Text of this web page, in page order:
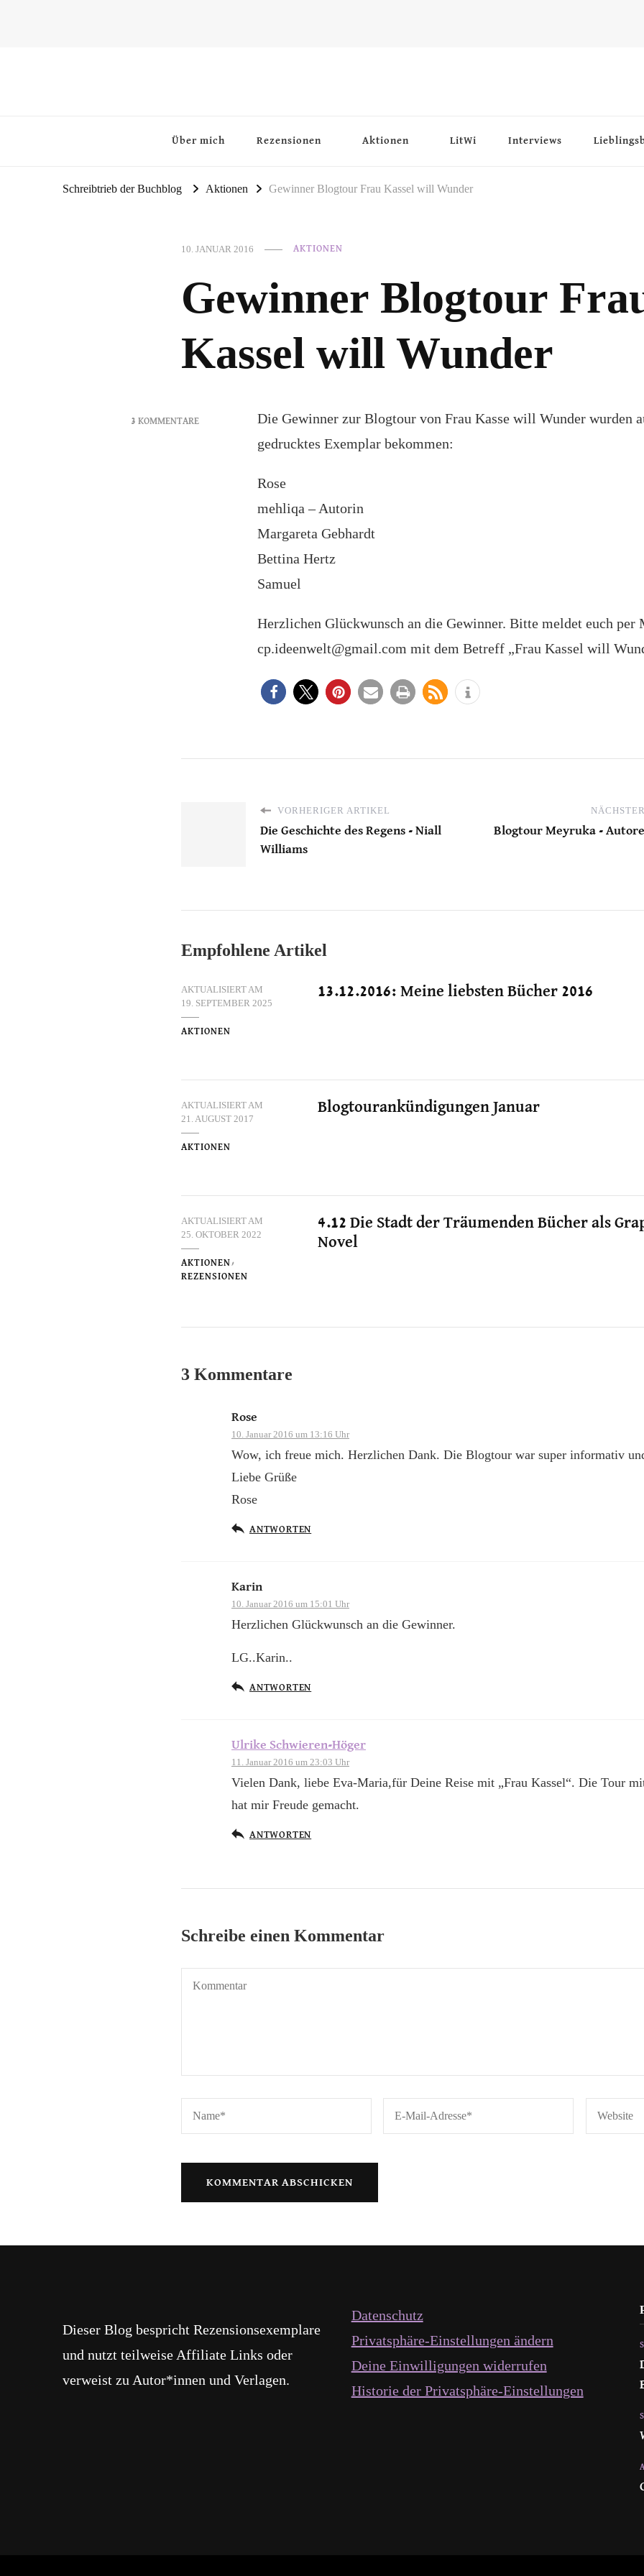
Über mich Rezensionen Aktionen LitWi Interviews
Schreibtrieb der Buchblog Aktionen Gewinner Blogtour Frau Kassel will Wunder
10. JANUAR 2016 AKTIONEN
Gewinner Blogtour
Kassel will Wunder
3 KOMMENTARE
Die Gewinner zur Blogtour von Frau Kasse will Wunder wurden
gedrucktes Exemplar bekommen:
Rose
mehliqa – Autorin
Margareta Gebhardt
Bettina Hertz
Samuel
Herzlichen Glückwunsch an die Gewinner. Bitte meldet euch per
cp.ideenwelt@gmail.com mit dem Betreff „Frau Kassel will
VORHERIGER ARTIKEL
Die Geschichte des Regens - Niall
Williams
Blogtour Meyruka -
Empfohlene Artikel
AKTUALISIERT AM
19. SEPTEMBER 2025
AKTIONEN
13.12.2016: Meine liebsten Bücher 2016
AKTUALISIERT AM
21. AUGUST 2017
AKTIONEN
Blogtourankündigungen Januar
AKTUALISIERT AM
25. OKTOBER 2022
AKTIONEN
REZENSIONEN
4.12 Die Stadt der Träumenden Bücher als
Novel
3 Kommentare
Rose
10. Januar 2016 um 13:16 Uhr
Wow, ich freue mich. Herzlichen Dank. Die Blogtour war super informativ
Liebe Grüße
Rose
ANTWORTEN
Karin
10. Januar 2016 um 15:01 Uhr
Herzlichen Glückwunsch an die Gewinner.
LG..Karin..
ANTWORTEN
Ulrike Schwieren-Höger
11. Januar 2016 um 23:03 Uhr
Vielen Dank, liebe Eva-Maria,für Deine Reise mit „Frau Kassel“. Die Tour
hat mir Freude gemacht.
ANTWORTEN
Schreibe einen Kommentar
Dieser Blog bespricht Rezensionsexemplare
und nutzt teilweise Affiliate Links oder
verweist zu Autor*innen und Verlagen.
Datenschutz
Privatsphäre-Einstellungen ändern
Deine Einwilligungen widerrufen
Historie der Privatsphäre-Einstellungen